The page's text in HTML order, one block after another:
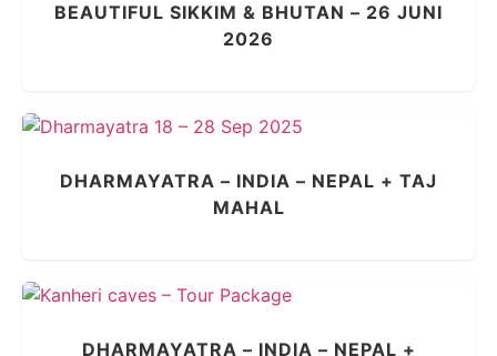
BEAUTIFUL SIKKIM & BHUTAN – 26 JUNI
2026
DHARMAYATRA – INDIA – NEPAL + TAJ
MAHAL
DHARMAYATRA – INDIA – NEPAL +